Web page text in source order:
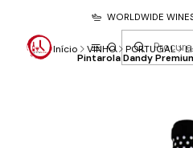
WORLDWIDE
Início VINHO PORTUGAL
Pintarola Dandy